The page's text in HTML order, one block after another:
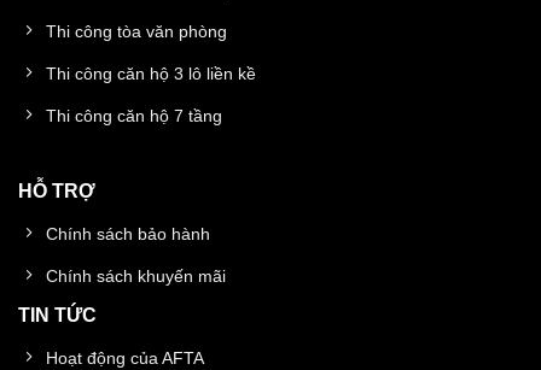
Thi công tòa văn phòng
Thi công căn hộ 3 lô liền kề
Thi công căn hộ 7 tầng
HỖ TRỢ
Chính sách bảo hành
Chính sách khuyến mãi
TIN TỨC
Hoạt động của AFTA